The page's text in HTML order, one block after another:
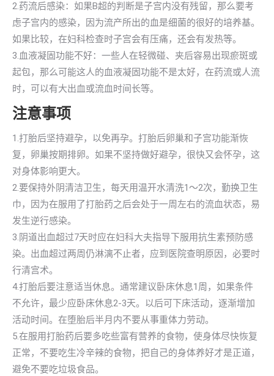
2.药流后感染：如果B超的判断是子宫内没有残留，那么要考
虑子宫内的感染，因为流产所出的血是细菌的很好的培养基。
如果比较，在妇科检查时子宫会有压痛，还会有发热等。
3.血液凝固功能不好：一些人在轻微碰、夹后容易出现瘀斑或
起包，那么可能这人的血液凝固功能不是太好，在药流或人流
时，可以有大出血或流血时间长等。
注意事项
1.打胎后坚持避孕，以免再孕。打胎后卵巢和子宫功能渐恢
复，卵巢按期排卵。如果不坚持做好避孕，很快又会怀孕，这
对身体影响更大。
2.要保持外阴清洁卫生，每天用温开水清洗1～2次，勤换卫生
巾，因为在服用了打胎药之后会处于一周左右的流血状态，易
发生逆行感染。
3.阴道出血超过7天时应在妇科大夫指导下服用抗生素预防感
染。出血超过两周仍淋漓不止者，应到医院查明原因，必要时
行清宫术。
4.打胎后要注意适当休息。通常建议卧床休息1周，如果条件
不允许，最少应卧床休息2-3天。以后可下床活动，逐渐增加
活动时间。在堕胎后半月内不要从事重体力劳动。
5.在服用打胎药后要多吃些富有营养的食物，使身体尽快恢复
正常，不要吃生冷辛辣的食物，把自己的身体养好才是正道，
避免不要吃垃圾食品。